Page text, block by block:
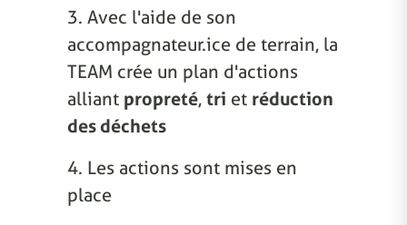
3. Avec l'aide de son
accompagnateur.ice de terrain, la
TEAM crée un plan d'actions
alliant propreté, tri et réduction
des déchets
4. Les actions sont mises en
place